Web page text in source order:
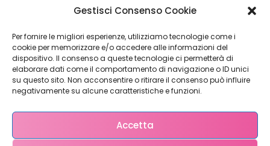
Gestisci Consenso Cookie
Per fornire le migliori esperienze, utilizziamo tecnologie come i
cookie per memorizzare e/o accedere alle informazioni del
dispositivo. Il consenso a queste tecnologie ci permetterà di
elaborare dati come il comportamento di navigazione o ID unici
su questo sito. Non acconsentire o ritirare il consenso può influire
negativamente su alcune caratteristiche e funzioni.
Accetta
Restiamo in
contatto!
Come possiamo Aiutarti?